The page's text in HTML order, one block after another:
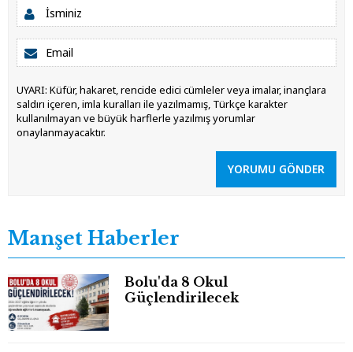
UYARI: Küfür, hakaret, rencide edici cümleler veya imalar, inançlara
saldırı içeren, imla kuralları ile yazılmamış, Türkçe karakter
kullanılmayan ve büyük harflerle yazılmış yorumlar
onaylanmayacaktır.
YORUMU GÖNDER
Manşet Haberler
Bolu'da 8 Okul
Güçlendirilecek